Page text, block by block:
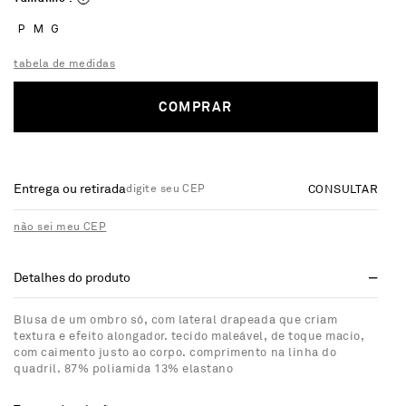
P M G
tabela de medidas
COMPRAR
Entrega ou retirada CONSULTAR
não sei meu CEP
Detalhes do produto
Blusa de um ombro só, com lateral drapeada que criam
textura e efeito alongador. tecido maleável, de toque macio,
com caimento justo ao corpo. comprimento na linha do
quadril. 87% poliamida 13% elastano